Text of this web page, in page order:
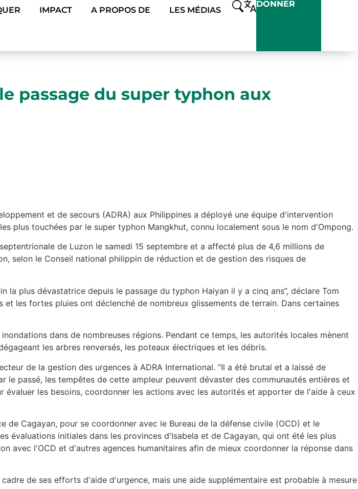
IMPACT A PROPOS DE LES MÉDIAS
DONNER
passage du super typhon aux
et de secours (ADRA) aux Philippines a déployé une équipe d'intervention
plus touchées par le super typhon Mangkhut, connu localement sous le nom d'Ompong.
de Luzon le samedi 15 septembre et a affecté plus de 4,6 millions de
selon le Conseil national philippin de réduction et de gestion des risques de
plus dévastatrice depuis le passage du typhon Haiyan il y a cinq ans”, déclare Tom
les fortes pluies ont déclenché de nombreux glissements de terrain. Dans certaines
dans de nombreuses régions. Pendant ce temps, les autorités locales mènent
les arbres renversés, les poteaux électriques et les débris.
de la gestion des urgences à ADRA International. “Il a été brutal et a laissé de
passé, les tempêtes de cette ampleur peuvent dévaster des communautés entières et
les besoins, coordonner les actions avec les autorités et apporter de l'aide à ceux
Cagayan, pour se coordonner avec le Bureau de la défense civile (OCD) et le
initiales dans les provinces d'Isabela et de Cagayan, qui ont été les plus
avec l'OCD et d'autres agences humanitaires afin de mieux coordonner la réponse dans
de ses efforts d'aide d'urgence, mais une aide supplémentaire est probable à mesure